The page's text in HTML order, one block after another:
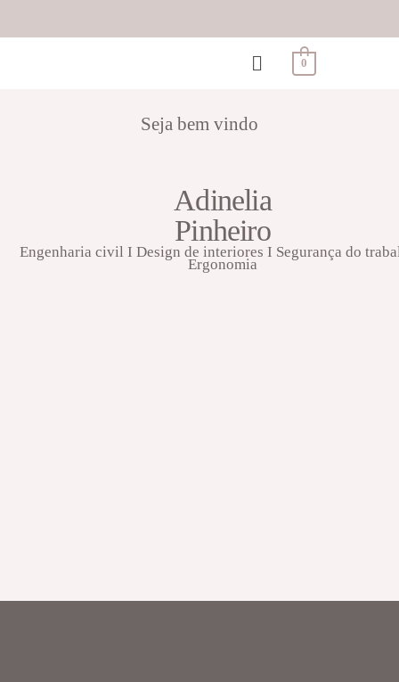
0
Seja bem vindo
Adinelia
Pinheiro
Engenharia civil I Design de interiores I Segurança do
Ergonomia